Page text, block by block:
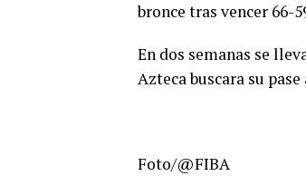
bronce tras vencer 66-
En dos semanas se
Azteca buscara su
Foto/@FIBA